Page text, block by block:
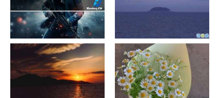
单目摄像头与双目摄像头
晚安励志语录带图片 晚安心语
励志鸡汤